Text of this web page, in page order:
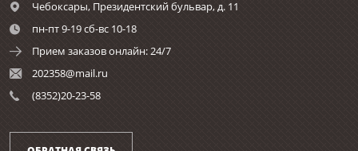
Чебоксары, Президентский бульвар, д. 11
пн-пт 9-19 сб-вс 10-18
Прием заказов онлайн: 24/7
202358@mail.ru
(8352)20-23-58